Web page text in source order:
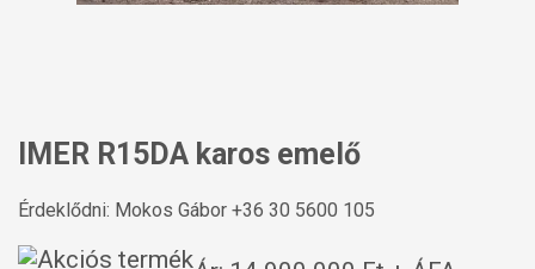
IMER R15DA karos emelő
Érdeklődni: Mokos Gábor +36 30 5600 105